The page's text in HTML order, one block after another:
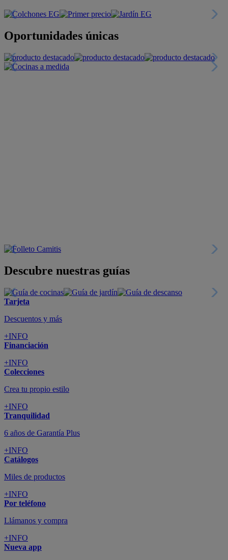
Oportunidades únicas
Descubre nuestras guías
Tarjeta
Descuentos y más
+INFO
Financiación
+INFO
Colecciones
Crea tu propio estilo
+INFO
Tranquilidad
6 años de Garantía Plus
+INFO
Catálogos
Miles de productos
+INFO
Por teléfono
Llámanos y compra
+INFO
Nueva app